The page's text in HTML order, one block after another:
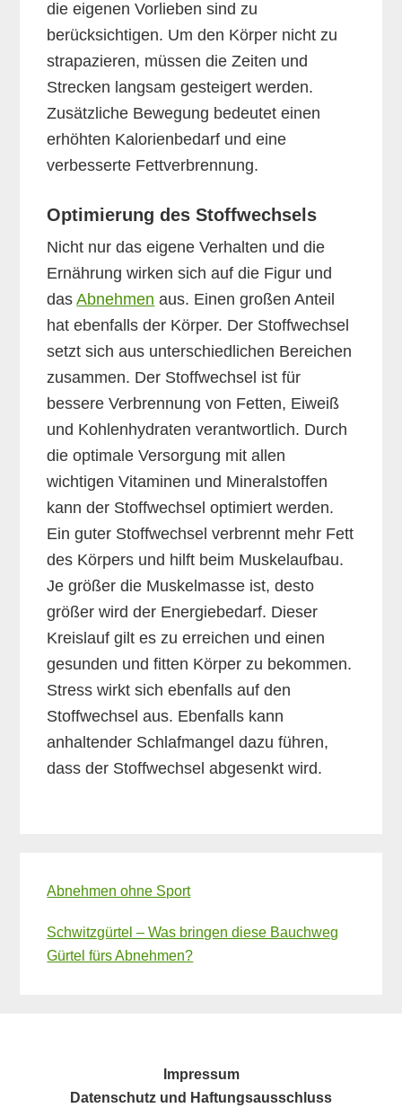
die eigenen Vorlieben sind zu
berücksichtigen. Um den Körper nicht zu
strapazieren, müssen die Zeiten und
Strecken langsam gesteigert werden.
Zusätzliche Bewegung bedeutet einen
erhöhten Kalorienbedarf und eine
verbesserte Fettverbrennung.
Optimierung des Stoffwechsels
Nicht nur das eigene Verhalten und die
Ernährung wirken sich auf die Figur und
dasAbnehmen aus. Einen großen Anteil
hat ebenfalls der Körper. Der Stoffwechsel
setzt sich aus unterschiedlichen Bereichen
zusammen. Der Stoffwechsel ist für
bessere Verbrennung von Fetten, Eiweiß
und Kohlenhydraten verantwortlich. Durch
die optimale Versorgung mit allen
wichtigen Vitaminen und Mineralstoffen
kann der Stoffwechsel optimiert werden.
Ein guter Stoffwechsel verbrennt mehr Fett
des Körpers und hilft beim Muskelaufbau.
Je größer die Muskelmasse ist, desto
größer wird der Energiebedarf. Dieser
Kreislauf gilt es zu erreichen und einen
gesunden und fitten Körper zu bekommen.
Stress wirkt sich ebenfalls auf den
Stoffwechsel aus. Ebenfalls kann
anhaltender Schlafmangel dazu führen,
dass der Stoffwechsel abgesenkt wird.
Sidebar
Abnehmen ohne Sport
Schwitzgürtel – Was bringen diese Bauchweg
Gürtel fürs Abnehmen?
Impressum
Datenschutz und Haftungsausschluss